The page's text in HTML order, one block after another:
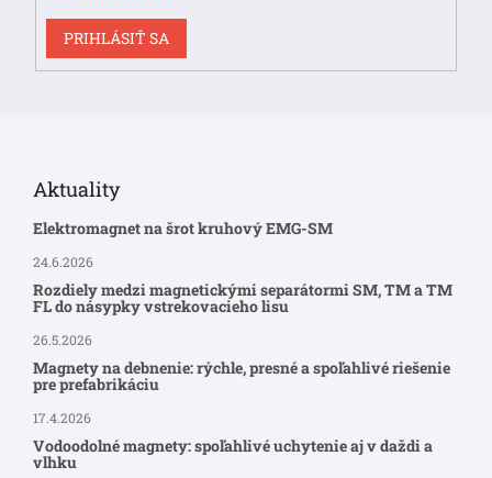
PRIHLÁSIŤ SA
Aktuality
Elektromagnet na šrot kruhový EMG-SM
24.6.2026
Rozdiely medzi magnetickými separátormi SM, TM a TM
FL do násypky vstrekovacieho lisu
26.5.2026
Magnety na debnenie: rýchle, presné a spoľahlivé riešenie
pre prefabrikáciu
17.4.2026
Vodoodolné magnety: spoľahlivé uchytenie aj v daždi a
vlhku